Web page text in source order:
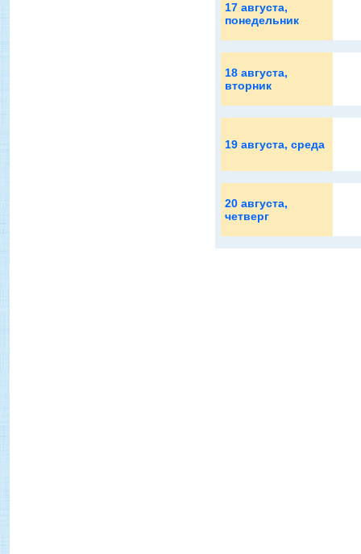
17 августа,
понедельник
18 августа,
вторник
19 августа, среда
20 августа,
четверг